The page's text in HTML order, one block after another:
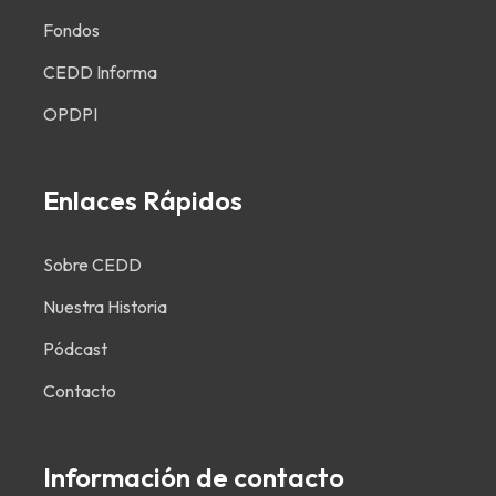
Fondos
CEDD Informa
OPDPI
Enlaces Rápidos
Sobre CEDD
Nuestra Historia
Pódcast
Contacto
Información de contacto